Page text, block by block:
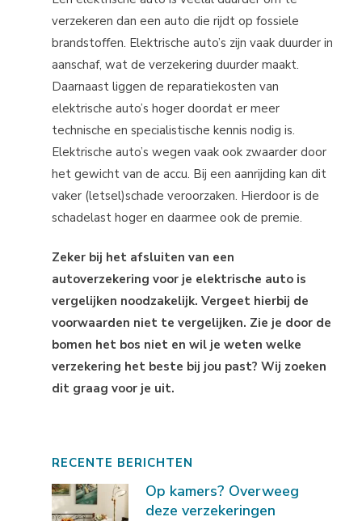
verzekeren dan een auto die rijdt op fossiele
brandstoffen. Elektrische auto’s zijn vaak duurder in
aanschaf, wat de verzekering duurder maakt.
Daarnaast liggen de reparatiekosten van
elektrische auto’s hoger doordat er meer
technische en specialistische kennis nodig is.
Elektrische auto’s wegen vaak ook zwaarder door
het gewicht van de accu. Bij een aanrijding kan dit
vaker (letsel)schade veroorzaken. Hierdoor is de
schadelast hoger en daarmee ook de premie.
Zeker bij het afsluiten van een
autoverzekering voor je elektrische auto is
vergelijken noodzakelijk. Vergeet hierbij de
voorwaarden niet te vergelijken. Zie je door de
bomen het bos niet en wil je weten welke
verzekering het beste bij jou past? Wij zoeken
dit graag voor je uit.
RECENTE BERICHTEN
Op kamers? Overweeg
deze verzekeringen